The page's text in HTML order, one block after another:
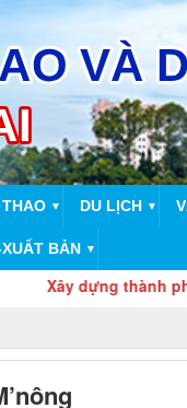
▼ DU LỊCH ▼
BẢN ▼
dựng thành phố Đồng